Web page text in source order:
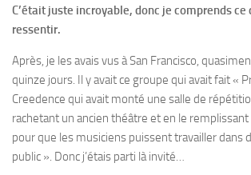
C’était juste incroyable, donc je comprends ce
ressentir.
Après, je les avais vus à San Francisco,
quinze jours. Il y avait ce groupe qui avait fait «
Creedence qui avait monté une salle de
rachetant un ancien théâtre et en le remplissant
pour que les musiciens puissent travailler dans
public ». Donc j’étais parti là invité…